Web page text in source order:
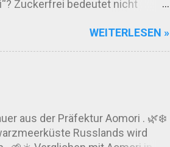
Zuckerfrei bedeutet nicht
dieser Stoffe können bei
WEITERLESEN »
aus der Präfektur Aomori . 🌿❄️
Russlands wird